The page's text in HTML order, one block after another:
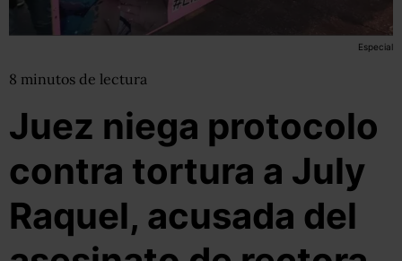
Especial
8 minutos de lectura
Juez niega protocolo
contra tortura a July
Raquel, acusada del